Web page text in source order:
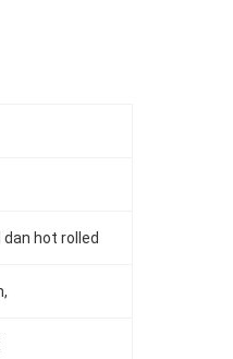
hot rolled